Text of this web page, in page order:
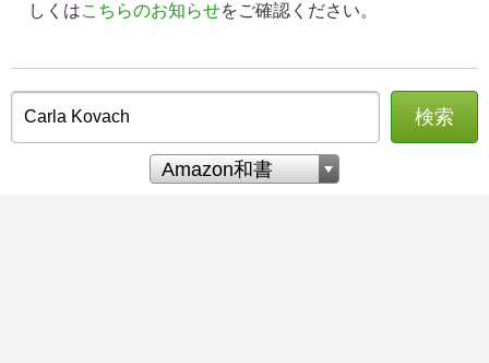
しくはこちらのお知らせをご確認ください。
検索